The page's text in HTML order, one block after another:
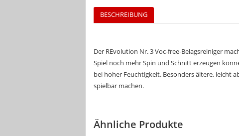
BESCHREIBUNG
Der REvolution Nr. 3 Voc-free-Belagsreiniger
Spiel noch mehr Spin und Schnitt erzeugen
bei hoher Feuchtigkeit. Besonders ältere, leicht
spielbar machen.
Ähnliche Produkte